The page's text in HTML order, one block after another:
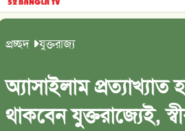
প্রচ্ছদ যুক্তরাজ্য
অ্যাসাইলাম
থাকবেন যুক্তরাজ্যেই,